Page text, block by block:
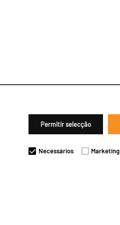
Permitir selecção
Necessários Marketing